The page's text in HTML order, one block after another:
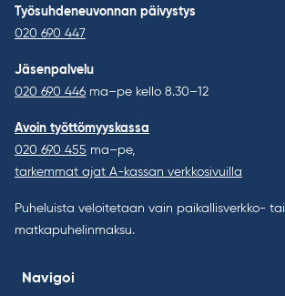
Työsuhdeneuvonnan päivystys
020 690 447
Jäsenpalvelu
020 690 446 ma–pe kello 8.30–12
Avoin työttömyyskassa
020 690 455 ma–pe,
tarkemmat ajat A-kassan verkkosivuilla
Puheluista veloitetaan vain paikallisverkko- tai
matkapuhelinmaksu.
Navigoi